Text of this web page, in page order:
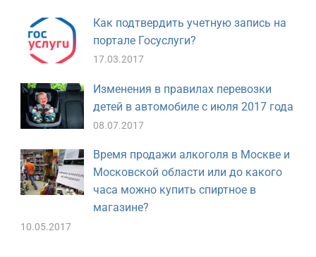
Как подтвердить учетную запись на
портале Госуслуги?
17.03.2017
Изменения в правилах перевозки
детей в автомобиле с июля 2017 года
08.07.2017
Время продажи алкоголя в Москве и
Московской области или до какого
часа можно купить спиртное в
магазине?
10.05.2017